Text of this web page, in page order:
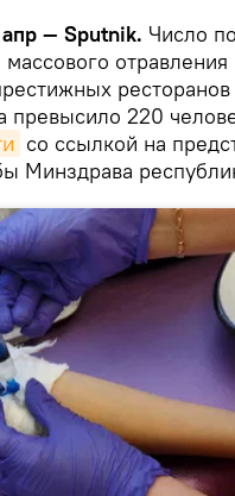
— Sputnik. Число
массового
превысило 220
со ссылкой на
Минздрава